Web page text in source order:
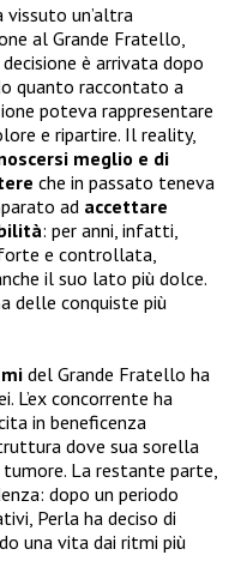
vissuto un’altra
al Grande Fratello,
decisione è arrivata dopo
quanto raccontato a
poteva rappresentare
e ripartire. Il reality,
meglio e di
che in passato teneva
ad accettare
: per anni, infatti,
e controllata,
il suo lato più dolce.
delle conquiste più
del Grande Fratello ha
L’ex concorrente ha
in beneficenza
dove sua sorella
La restante parte,
dopo un periodo
Perla ha deciso di
una vita dai ritmi più